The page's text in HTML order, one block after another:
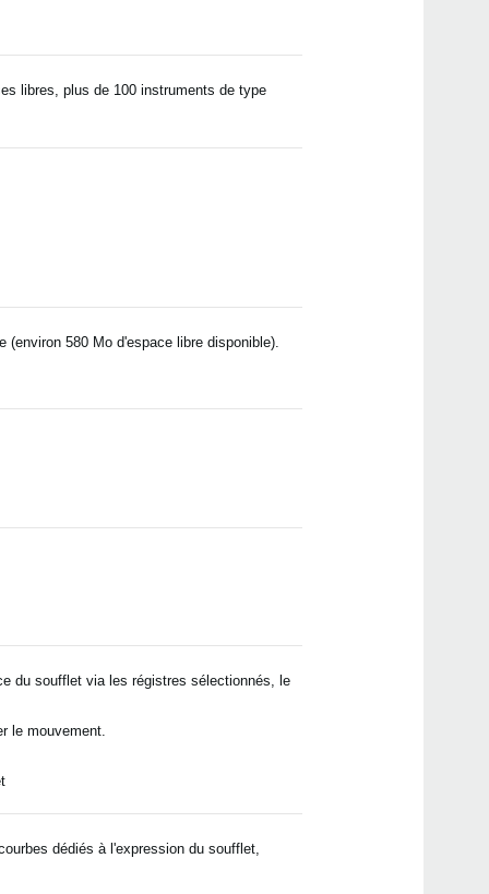
libres, plus de 100 instruments de type
(environ 580 Mo d'espace libre disponible).
du soufflet via les régistres sélectionnés, le
le mouvement.
dédiés à l'expression du soufflet,